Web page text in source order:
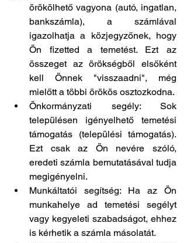
örökölhető vagyona (autó, ingatlan,
bankszámla), a számlával
igazolhatja a közjegyzőnek, hogy
Ön fizetted a temetést. Ezt az
összeget az örökségből elsőként
kell Önnek "visszaadni", még
mielőtt a többi örökös osztozkodna.
Önkormányzati segély: Sok
településen igényelhető temetési
támogatás (települési támogatás).
Ezt csak az Ön nevére szóló,
eredeti számla bemutatásával tudja
megigényelni.
Munkáltatói segítség: Ha az Ön
munkahelye ad temetési segélyt
vagy kegyeleti szabadságot, ehhez
is kérhetik a számla másolatát.